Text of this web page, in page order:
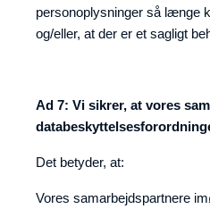
personoplysninger så længe
og/eller, at der er et sagligt
Ad 7: Vi sikrer, at vores
Det betyder, at:
Vores samarbejdspartnere